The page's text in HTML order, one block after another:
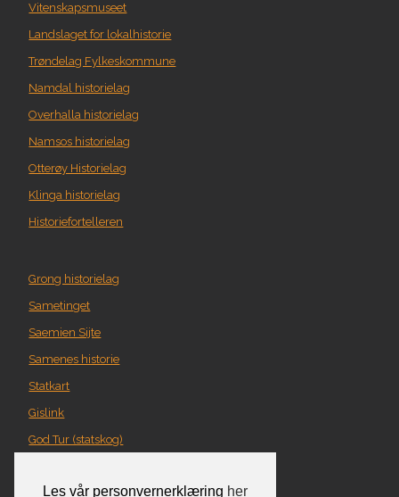
Les vår personvernerklæring her
Vitenskapsmuseet
Landslaget for lokalhistorie
Trøndelag Fylkeskommune
Namdal historielag
Overhalla historielag
Namsos historielag
Otterøy Historielag
Klinga historielag
Historiefortelleren
Grong historielag
Sametinget
Saemien Sijte
Samenes historie
Statkart
Gislink
God Tur (statskog)
Norgeskart